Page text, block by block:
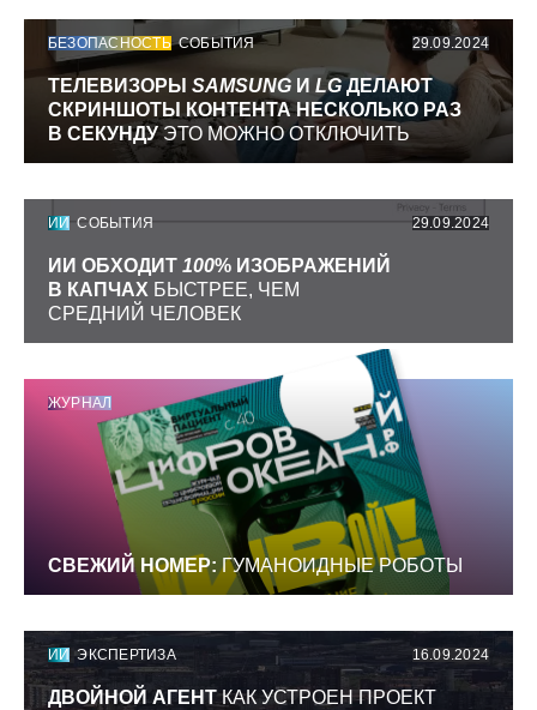
БЕЗОПАСНОСТЬ СОБЫТИЯ 29.09.2024
ТЕЛЕВИЗОРЫ SAMSUNG И LGДЕЛАЮТ
СКРИНШОТЫ КОНТЕНТА НЕСКОЛЬКО РАЗ
В СЕКУНДУЭТО МОЖНО ОТКЛЮЧИТЬ
ИИ СОБЫТИЯ 29.09.2024
ИИ ОБХОДИТ 100% ИЗОБРАЖЕНИЙ
В КАПЧАХ БЫСТРЕЕ, ЧЕМ
СРЕДНИЙ ЧЕЛОВЕК
ЖУРНАЛ
СВЕЖИЙ НОМЕР: ГУМАНОИДНЫЕ РОБОТЫ
ИИ ЭКСПЕРТИЗА 16.09.2024
ДВОЙНОЙ АГЕНТКАК УСТРОЕН ПРОЕКТ